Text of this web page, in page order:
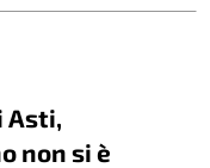
Asti,
non si è